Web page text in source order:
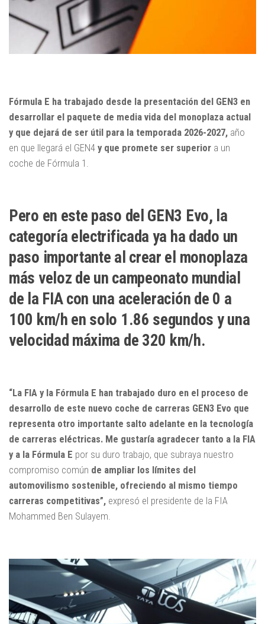
Fórmula E ha trabajado desde la presentación del GEN3 en
desarrollar el paquete de media vida del monoplaza actual
y que dejará de ser útil para la temporada 2026-2027, año
en que llegará el GEN4 y que promete ser superior a un
coche de Fórmula 1.
Pero en este paso del GEN3 Evo, la
categoría electrificada ya ha dado un
paso importante al crear el monoplaza
más veloz de un campeonato mundial
de la FIA con una aceleración de 0 a
100 km/h en solo 1.86 segundos y una
velocidad máxima de 320 km/h.
“La FIA y la Fórmula E han trabajado duro en el proceso de
desarrollo de este nuevo coche de carreras GEN3 Evo que
representa otro importante salto adelante en la tecnología
de carreras eléctricas. Me gustaría agradecer tanto a la FIA
y a la Fórmula E por su duro trabajo, que subraya nuestro
compromiso común de ampliar los límites del
automovilismo sostenible, ofreciendo al mismo tiempo
carreras competitivas”, expresó el presidente de la FIA
Mohammed Ben Sulayem.